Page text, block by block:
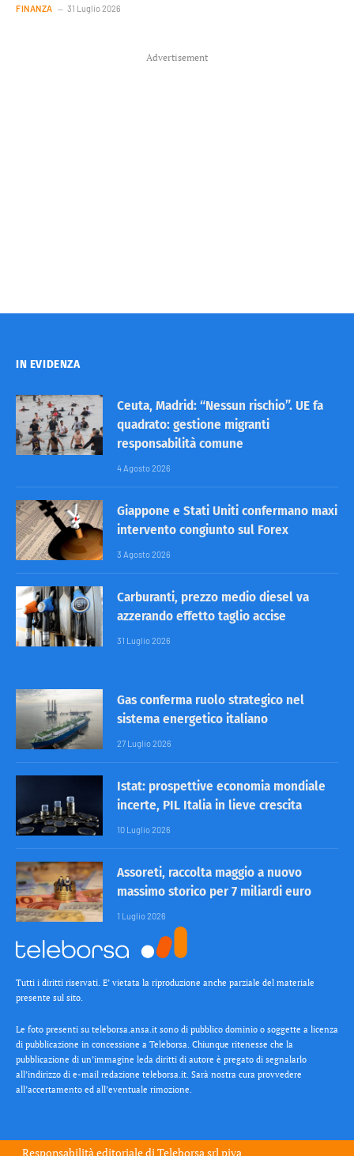
FINANZA 31 Luglio 2026
Advertisement
IN EVIDENZA
Ceuta, Madrid: “Nessun rischio”. UE fa
quadrato: gestione migranti
responsabilità comune
4 Agosto 2026
Giappone e Stati Uniti confermano maxi
intervento congiunto sul Forex
3 Agosto 2026
Carburanti, prezzo medio diesel va
azzerando effetto taglio accise
31 Luglio 2026
Gas conferma ruolo strategico nel
sistema energetico italiano
27 Luglio 2026
Istat: prospettive economia mondiale
incerte, PIL Italia in lieve crescita
10 Luglio 2026
Assoreti, raccolta maggio a nuovo
massimo storico per 7 miliardi euro
1 Luglio 2026
Tutti i diritti riservati. E’ vietata la riproduzione anche parziale del materiale
presente sul sito.
Le foto presenti su teleborsa.ansa.it sono di pubblico dominio o soggette a licenza
di pubblicazione in concessione a Teleborsa. Chiunque ritenesse che la
pubblicazione di un’immagine leda diritti di autore è pregato di segnalarlo
all’indirizzo di e-mail redazione teleborsa.it. Sarà nostra cura provvedere
all’accertamento ed all’eventuale rimozione.
Responsabilità editoriale diTeleborsa srl piva